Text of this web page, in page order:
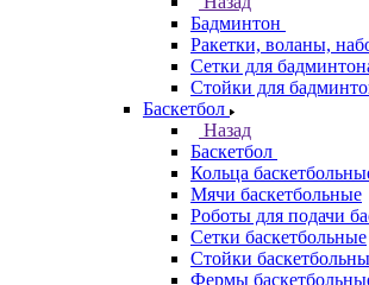
Бадминтон
Ракетки, воланы,
Сетки для
Стойки для
Баскетбол
Назад
Баскетбол
Кольца
Мячи баскетбольные
Роботы для подачи
Сетки баскетбольные
Стойки
Фермы